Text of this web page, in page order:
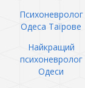
Психоневролог
Одеса Таїрове
Найкращий
психоневролог
Одеси